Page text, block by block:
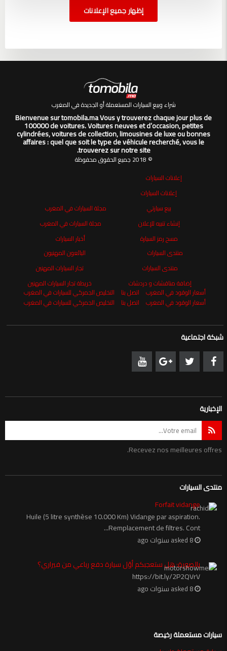
إظهار جميع الإعلانات
شراء وبيع السيارات المستعملة أو الجديدة في المغرب
Bienvenue sur tomobila.ma Vous y trouverez chaque jour plus de
100000 de voitures. Voitures neuves et d’occasion, petites
cylindrées, voitures de collection, limousines de luxe ou bonnes
affaires : quel que soit le type de véhicule recherché, vous le
trouverez sur notre site.
© 2018 جميع الحقوق محفوظة
إعلانات السيارات
إعلانات السيارات
بيع سيارتي
إنشاء تنبيه للإعلان
مسح رمز السيارة
مجلة السيارات في المغرب
مجلة السيارات في المغرب
أخبار السيارات
منتدى السيارات
منتدى السيارات
إضافة مناقشات و دردشات
البائعون المهنيون
تجار السيارات المهنين
خريطة تجار السيارات المهنين
أسعار الوقود في المغرب اتصل بنا
التخليص الجمركي للسيارات في المغرب
أسعار الوقود في المغرب
اتصل بنا التخليص الجمركي للسيارات في المغرب
شبكة اجتماعية
الإخبارية
Recevez nos meilleures offres.
منتدى السيارات
Forfait vidange
Huile (5 litre synthèse 10.000 Km) Vidange par aspiration.
Remplacement de filtres. Cont...
بالصورة: هل ستعجبكم أوّل سيارة دفع رباعي من فيراري؟
https://bit.ly/2P2QVrV
سيارات مستعملة رخيصة